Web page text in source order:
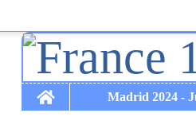
Home
Madrid 2024 -